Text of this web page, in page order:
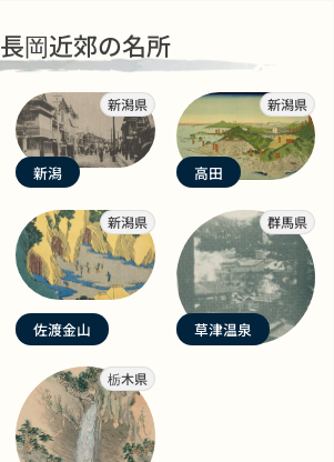
長岡近郊の名所
新潟県
新潟
新潟県
高田
新潟県
佐渡金山
群馬県
草津温泉
栃木県